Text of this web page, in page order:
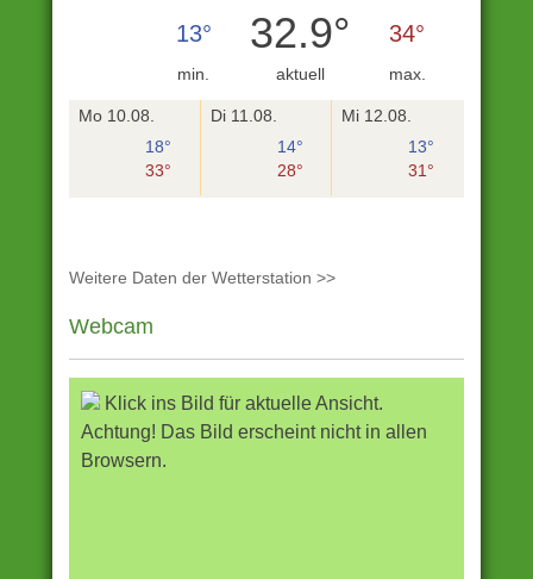
13°
min.
32.9°
aktuell
34°
max.
Mo 10.08.
18°
33°
Di 11.08.
14°
28°
Mi 12.08.
13°
31°
Weitere Daten der Wetterstation >>
Webcam
Klick ins Bild für aktuelle Ansicht.
Achtung! Das Bild erscheint nicht in allen
Browsern.